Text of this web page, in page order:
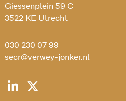
Giessenplein 59 C
3522 KE Utrecht
030 230 07 99
secr@verwey-jonker.nl